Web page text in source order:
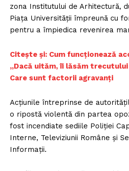
zona Institutului de Arhitectură,
Piaţa Universităţii împreună cu
pentru a împiedica revenirea
Citește și: Cum funcționează
„Dacă uităm, îi lăsăm trecutului
Care sunt factorii agravanți
Acţiunile întreprinse de
o ripostă violentă din partea
fost incendiate sediile Poliţiei
Interne, Televiziunii Române şi
Informaţii.